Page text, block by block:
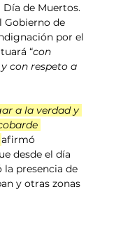
de Muertos.
Gobierno de
por el
“con
con respeto a
a la verdad y
afirmó
desde el día
la presencia de
y otras zonas